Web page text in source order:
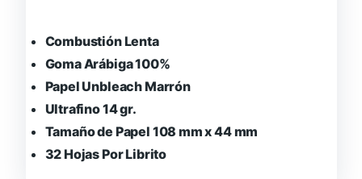
Combustión Lenta
Goma Arábiga 100%
Papel Unbleach Marrón
Ultrafino 14 gr.
Tamaño de Papel 108 mm x 44 mm
32 Hojas Por Librito